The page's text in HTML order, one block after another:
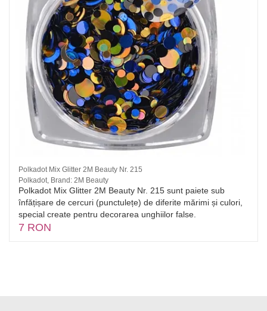
Polkadot Mix Glitter 2M Beauty Nr. 215
Polkadot, Brand: 2M Beauty
Polkadot Mix Glitter 2M Beauty Nr. 215 sunt paiete sub
înfățișare de cercuri (punctulețe) de diferite mărimi și culori,
special create pentru decorarea unghiilor false.
7 RON